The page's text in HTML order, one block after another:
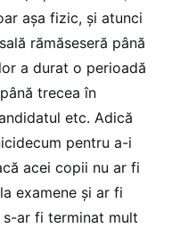
așa fizic, și atunci
rămăseseră până
a durat o perioadă
trecea în
etc. Adică
pentru a-i
acei copii nu ar fi
examene și ar fi
ar fi terminat mult